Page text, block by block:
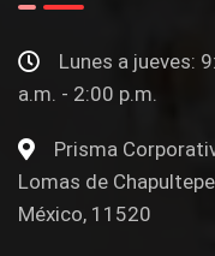
Lunes a jueves:
a.m. - 2:00 p.m.
Prisma
Lomas de
México, 11520